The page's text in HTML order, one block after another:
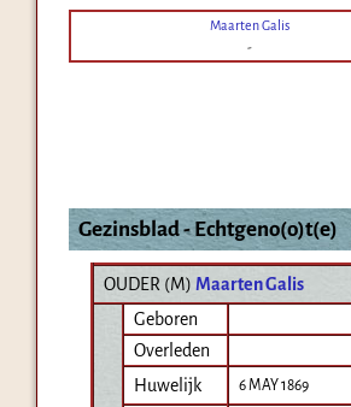
Maarten Galis
-
Gezinsblad - Echtgeno(o)t(e)
OUDER (M) Maarten Galis
Geboren
Overleden
Huwelijk
6 MAY 1869